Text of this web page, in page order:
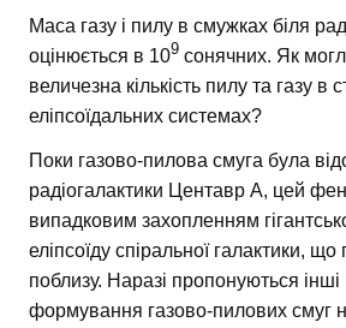
Маса газу і пилу в смужках біля
оцінюється в 109 сонячних. Як
величезна кількість пилу та газу в
еліпсоїдальних системах?
Поки газово-пилова смуга була
радіогалактики Центавр А, цей
випадковим захопленням
еліпсоїду спіральної галактики,
поблизу. Наразі пропонуються
формування газово-пилових смуг